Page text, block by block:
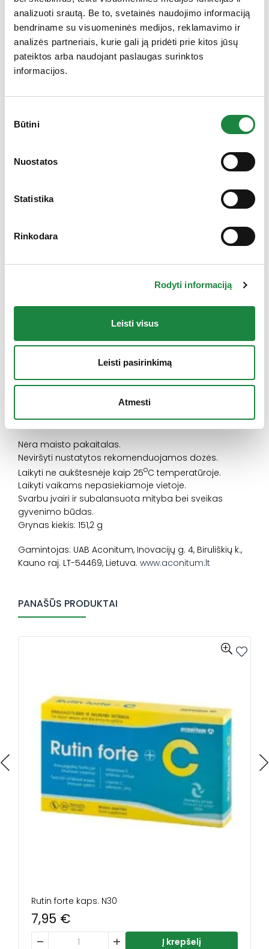
analizuoti srautą. Be to, svetainės naudojimo informaciją
bendriname su visuomeninės medijos, reklamavimo ir
analizės partneriais, kurie gali ją pridėti prie kitos jūsų
pateiktos arba naudojant paslaugas surinktos
informacijos.
pasirinkimas
Būtini
Nuostatos
Statistika
Rinkodara
Rodyti informaciją
Leisti visus
Leisti pasirinkimą
Atmesti
) šaknų ekstraktas
Vaistinių svilarožių ( Althaea
officinalis)šaknų ekstraktas 200 mg
(Passiflora incarnata
Niacinas 313 %
Riboflavinas (Vitaminas B 714 %
dygiųjų artišokų (Cynara scolymus) lapų ekstraktas,
persikų kvapioji medžiaga, rausvųjų rodiolių (
Rhodiola
) šaknų ekstraktas, vaistinių svilarožių (
Althaea
officinalis) šaknų ekstraktas, rūgštingumą reguliuojanti
medžiaga citrinų rūgštis, L-glutationas, lipnumą
pasiflorų (Passiflora incarnata) žiedų ekstraktas,
nikotinamidas, riboflavinas, saldiklis sukralozė.
vandens, išmaišyti ir išgerti. Vartoti po 1 paketėlį per
dieną ne trumpiau nei 14 dienų.
Nėra maisto pakaitalas.
Neviršyti nustatytos rekomenduojamos dozės.
Laikyti ne aukštesnėje kaip 25oC temperatūroje.
Laikyti vaikams nepasiekiamoje vietoje.
Svarbu įvairi ir subalansuota mityba bei sveikas
gyvenimo būdas.
Grynas kiekis: 151,2 g
Gamintojas: UAB Aconitum, Inovacijų g. 4, Biruliškių k.,
Kauno raj. LT-54469, Lietuva. www.aconitum.lt
PANAŠŪS PRODUKTAI
Rutin forte kaps. N30
7,95 €
produkto kiekis: Rutin forte kaps. N30
Į krepšelį
Gauk 10% nuolaidą!